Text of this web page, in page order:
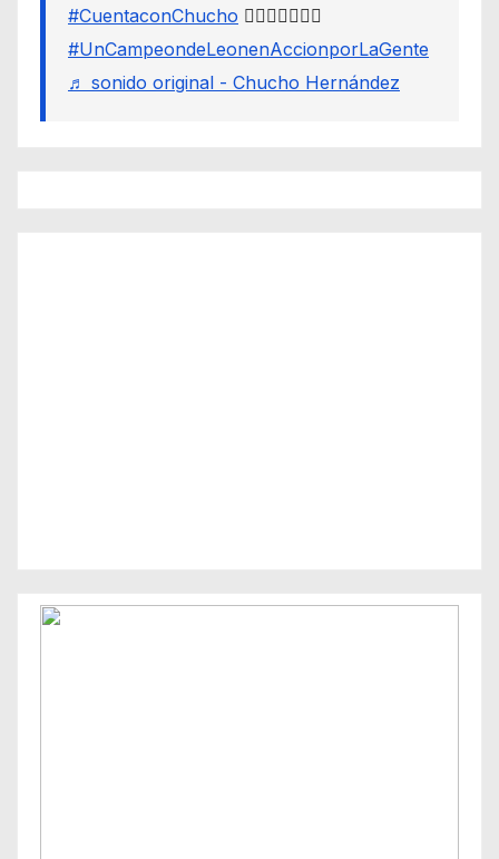
#CuentaconChucho 🙋🏾‍♂️✌🏾☝🏾
#UnCampeondeLeonenAccionporLaGente
♬ sonido original - Chucho Hernández